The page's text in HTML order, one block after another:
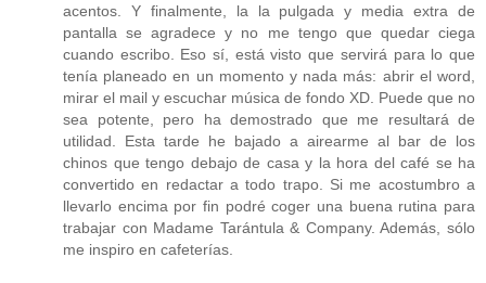
acentos. Y finalmente, la la pulgada y media extra de
pantalla se agradece y no me tengo que quedar ciega
cuando escribo. Eso sí, está visto que servirá para lo que
tenía planeado en un momento y nada más: abrir el word,
mirar el mail y escuchar música de fondo XD. Puede que no
sea potente, pero ha demostrado que me resultará de
utilidad. Esta tarde he bajado a airearme al bar de los
chinos que tengo debajo de casa y la hora del café se ha
convertido en redactar a todo trapo. Si me acostumbro a
llevarlo encima por fin podré coger una buena rutina para
trabajar con Madame Tarántula & Company. Además, sólo
me inspiro en cafeterías.